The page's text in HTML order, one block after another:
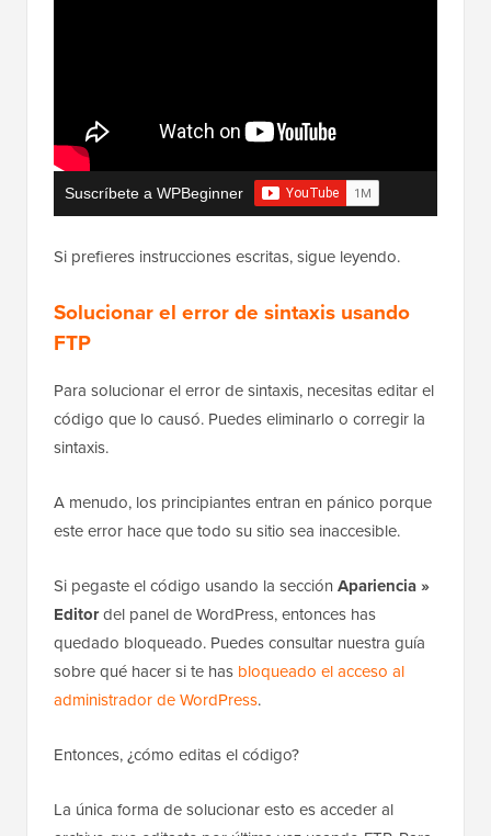
Suscríbete a WPBeginner
Si prefieres instrucciones escritas, sigue leyendo.
Solucionar el error de sintaxis usando
FTP
Para solucionar el error de sintaxis, necesitas editar el
código que lo causó. Puedes eliminarlo o corregir la
sintaxis.
A menudo, los principiantes entran en pánico porque
este error hace que todo su sitio sea inaccesible.
Si pegaste el código usando la sección Apariencia »
Editordel panel de WordPress, entonces has
quedado bloqueado. Puedes consultar nuestra guía
sobre qué hacer si te has bloqueado el acceso al
administrador de WordPress.
Entonces, ¿cómo editas el código?
La única forma de solucionar esto es acceder al